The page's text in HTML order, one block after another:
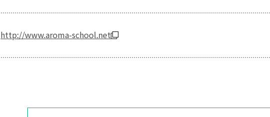
http://www.aroma-school.net